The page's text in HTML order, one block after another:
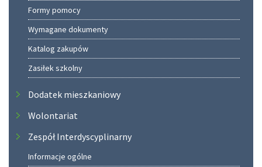
Formy pomocy
Wymagane dokumenty
Katalog zakupów
Zasiłek szkolny
Dodatek mieszkaniowy
Wolontariat
Zespół Interdyscyplinarny
Informacje ogólne